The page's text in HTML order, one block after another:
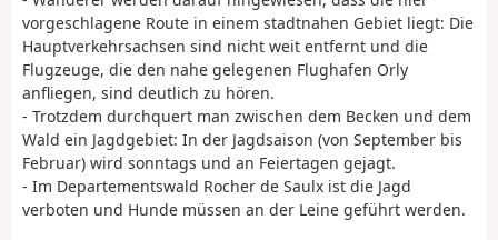
vorgeschlagene Route in einem stadtnahen Gebiet liegt: Die
Hauptverkehrsachsen sind nicht weit entfernt und die
Flugzeuge, die den nahe gelegenen Flughafen Orly
anfliegen, sind deutlich zu hören.
- Trotzdem durchquert man zwischen dem Becken und dem
Wald ein Jagdgebiet: In der Jagdsaison (von September bis
Februar) wird sonntags und an Feiertagen gejagt.
- Im Departementswald Rocher de Saulx ist die Jagd
verboten und Hunde müssen an der Leine geführt werden.